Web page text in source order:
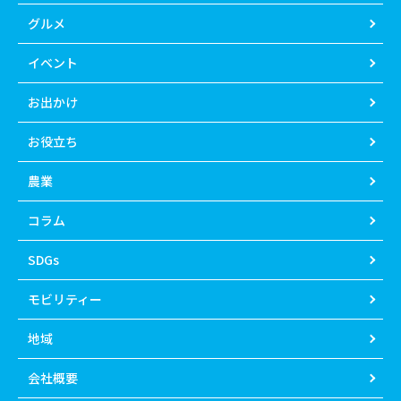
グルメ
イベント
お出かけ
お役立ち
農業
コラム
SDGs
モビリティー
地域
会社概要